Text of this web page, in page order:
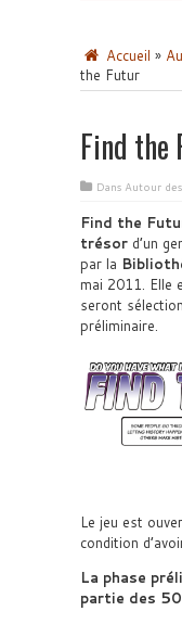
Accueil »
the Futur
Find the
Dans Autour
Find the
trésor d’un
par la
mai 2011. Elle
seront
préliminaire.
Le jeu est
condition
La phase
partie des